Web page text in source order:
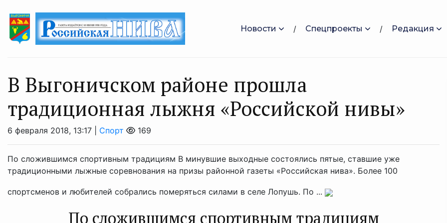
Новости Спецпроекты Редакция
В Выгоничском районе прошла
традиционная лыжня «Российской нивы»
6 февраля 2018, 13:17 | Спорт 169
По сложившимся спортивным традициям В минувшие выходные состоялись пятые, ставшие уже
традиционными лыжные соревнования на призы районной газеты «Российская нива». Более 100
спортсменов и любителей собрались померяться силами в селе Лопушь. По ...
По сложившимся спортивным традициям